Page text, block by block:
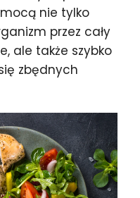
nie tylko
przez cały
ale także szybko
zbędnych